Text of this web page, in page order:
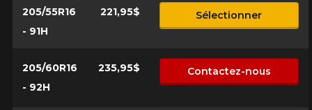
205/55R16
- 91H
221,95$ Sélectionner
205/60R16
- 92H
235,95$ Contactez-nous